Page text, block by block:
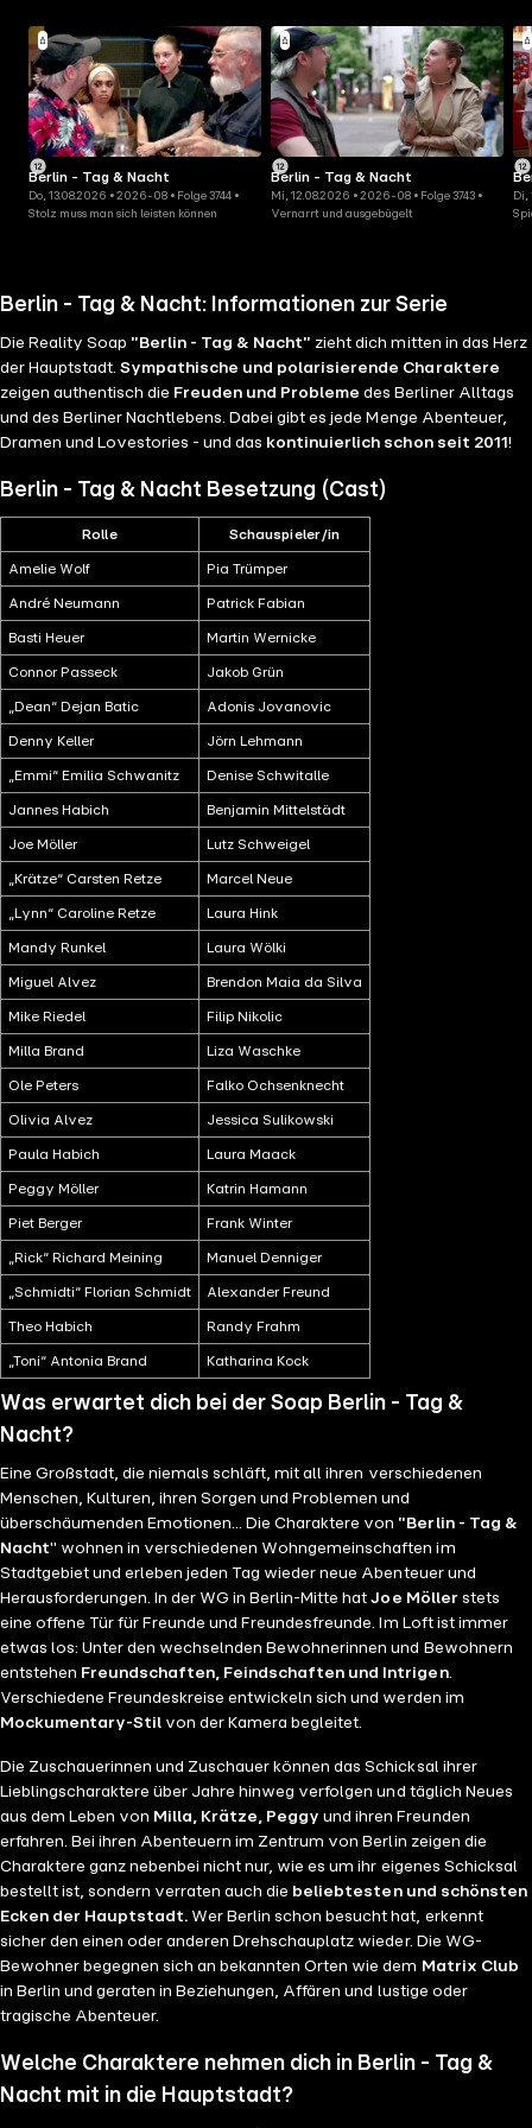
Berlin - Tag & Nacht
Do, 13.08.2026 • 2026-08 • Folge 3744 •
Stolz muss man sich leisten können
Berlin - Tag & Nacht
Mi, 12.08.2026 • 2026-08 • Folge 3743 •
Vernarrt und ausgebügelt
Di,
Berlin - Tag & Nacht: Informationen zur Serie
Die Reality Soap "Berlin - Tag & Nacht" zieht dich mitten in das Herz
der Hauptstadt.Sympathische und polarisierende Charaktere
zeigen authentisch die Freuden und Probleme des Berliner Alltags
und des Berliner Nachtlebens. Dabei gibt es jede Menge Abenteuer,
Dramen und Lovestories - und das kontinuierlich schon seit 2011 !
Berlin - Tag & Nacht Besetzung (Cast)
Rolle Schauspieler/in
Amelie Wolf Pia Trümper
André Neumann Patrick Fabian
Basti Heuer Martin Wernicke
Connor Passeck Jakob Grün
„Dean“ Dejan Batic Adonis Jovanovic
Denny Keller Jörn Lehmann
„Emmi“ Emilia Schwanitz Denise Schwitalle
Jannes Habich Benjamin Mittelstädt
Joe Möller Lutz Schweigel
„Krätze“ Carsten Retze Marcel Neue
„Lynn“ Caroline Retze Laura Hink
Mandy Runkel Laura Wölki
Miguel Alvez Brendon Maia da Silva
Mike Riedel Filip Nikolic
Milla Brand Liza Waschke
Ole Peters Falko Ochsenknecht
Olivia Alvez Jessica Sulikowski
Paula Habich Laura Maack
Peggy Möller Katrin Hamann
Piet Berger Frank Winter
„Rick“ Richard Meining Manuel Denniger
„Schmidti“ Florian Schmidt Alexander Freund
Theo Habich Randy Frahm
„Toni“ Antonia Brand Katharina Kock
Was erwartet dich bei der Soap Berlin - Tag &
Nacht?
Eine Großstadt, die niemals schläft, mit all ihren verschiedenen
Menschen, Kulturen, ihren Sorgen und Problemen und
überschäumenden Emotionen... Die Charaktere von "Berlin - Tag &
Nacht" wohnen in verschiedenen Wohngemeinschaften im
Stadtgebiet und erleben jeden Tag wieder neue Abenteuer und
Herausforderungen. In der WG in Berlin-Mitte hatJoe Möllerstets
eine offene Tür für Freunde und Freundesfreunde. Im Loft ist immer
etwas los: Unter den wechselnden Bewohnerinnen und Bewohnern
entstehen Freundschaften, Feindschaften und Intrigen.
Verschiedene Freundeskreise entwickeln sich und werden im
Mockumentary-Stil von der Kamera begleitet.
Die Zuschauerinnen und Zuschauer können das Schicksal ihrer
Lieblingscharaktere über Jahre hinweg verfolgen und täglich Neues
aus dem Leben von Milla, Krätze, Peggy und ihren Freunden
erfahren. Bei ihren Abenteuern im Zentrum von Berlin zeigen die
Charaktere ganz nebenbei nicht nur, wie es um ihr eigenes Schicksal
bestellt ist, sondern verraten auch die beliebtesten und schönsten
Ecken der Hauptstadt. Wer Berlin schon besucht hat, erkennt
sicher den einen oder anderen Drehschauplatz wieder. Die WG-
Bewohner begegnen sich an bekannten Orten wie dem Matrix Club
in Berlin und geraten in Beziehungen, Affären und lustige oder
tragische Abenteuer.
Welche Charaktere nehmen dich in Berlin - Tag &
Nacht mit in die Hauptstadt?